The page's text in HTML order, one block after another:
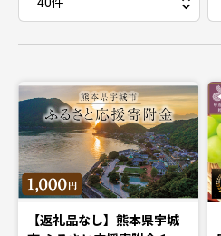
【返礼品なし】熊本県宇城